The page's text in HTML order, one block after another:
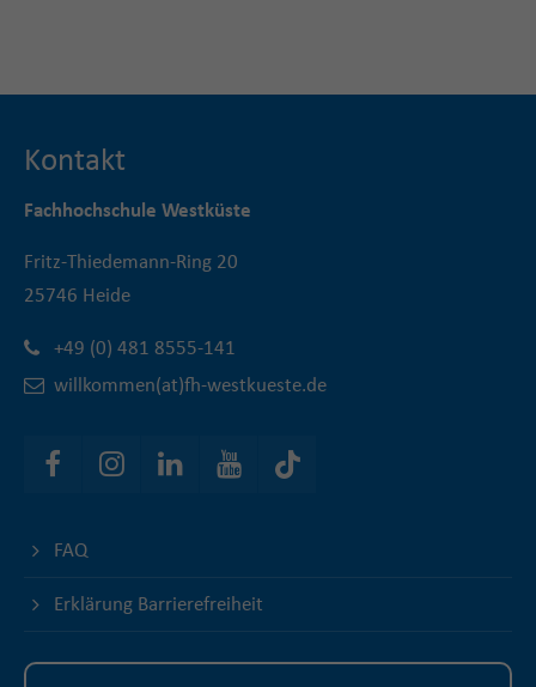
Kontakt
Fachhochschule Westküste
Fritz-Thiedemann-Ring 20
25746 Heide
+49 (0) 481 8555-141
willkommen(at)fh-westkueste.de
FAQ
Erklärung Barrierefreiheit